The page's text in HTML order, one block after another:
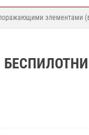
элементами